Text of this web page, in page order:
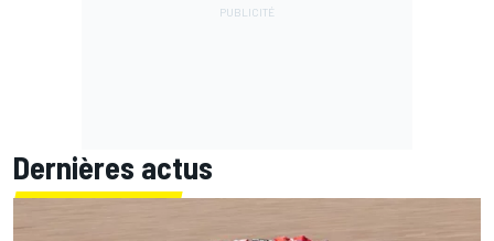
Dernières actus